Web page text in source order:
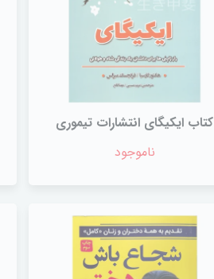
کتاب ایکیگای انتشارات تیموری
ناموجود